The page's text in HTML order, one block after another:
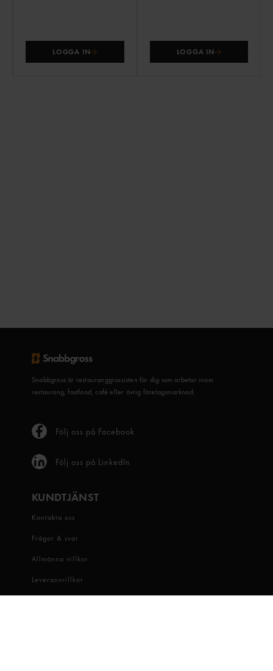
LOGGA IN LOGGA IN
Snabbgross är restauranggrossisten för dig som arbetar inom
restaurang, fastfood, café eller övrig företagsmarknad.
Följ oss på Facebook
Följ oss på LinkedIn
KUNDTJÄNST
Kontakta oss
Frågor & svar
Allmänna villkor
Leveransvillkor